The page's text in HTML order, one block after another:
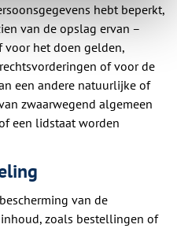
hebt beperkt,
van de opslag ervan –
het doen gelden,
of voor de
een andere natuurlijke of
zwaarwegend algemeen
een lidstaat worden
van de
zoals bestellingen of